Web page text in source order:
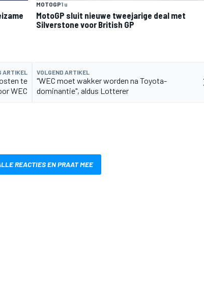
MOTOGP1 u
MotoGP sluit nieuwe tweejarige deal met
Silverstone voor British GP
ARTIKEL
te
WEC
VOLGEND ARTIKEL
"WEC moet wakker worden na Toyota-
dominantie", aldus Lotterer
REACTIES EN PRAAT MEE